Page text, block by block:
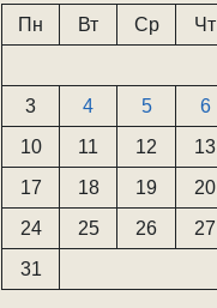
Пн
Вт Ср Чт
3
4 5 6
10
11 12 13
17
18 19 20
24
25 26 27
31